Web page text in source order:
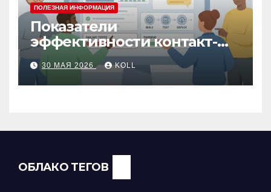
ПОЛЕЗНАЯ ИНФОРМАЦИЯ
Показатели
эффективности контакт-
центра: как измерить
работу операторов и
команды
30 МАЯ 2026 KOLL
ОБЛАКО ТЕГОВ